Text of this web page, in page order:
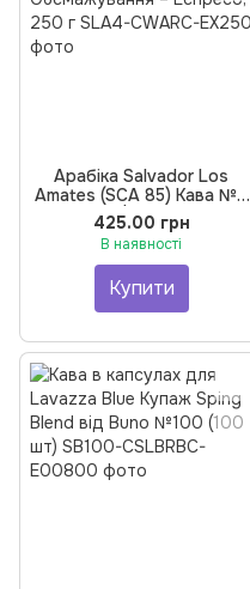
Арабіка Salvador Los
Amates (SCA 85) Кава №4
від BUNO. | Кава зернова,
Обсмажування – Еспресо,
250 г
425.00 грн
В наявності
Купити